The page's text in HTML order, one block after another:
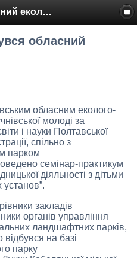
Національний еколого-натуралістичний центр
обласний
обласним еколого-
молоді за
і науки Полтавської
спільно з
парком
семінар-практикум
діяльності з дітьми
установ”.
закладів
органів управління
ландшафтних парків,
на базі
парку